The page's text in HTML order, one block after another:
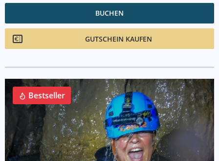
BUCHEN
GUTSCHEIN KAUFEN
Bestseller